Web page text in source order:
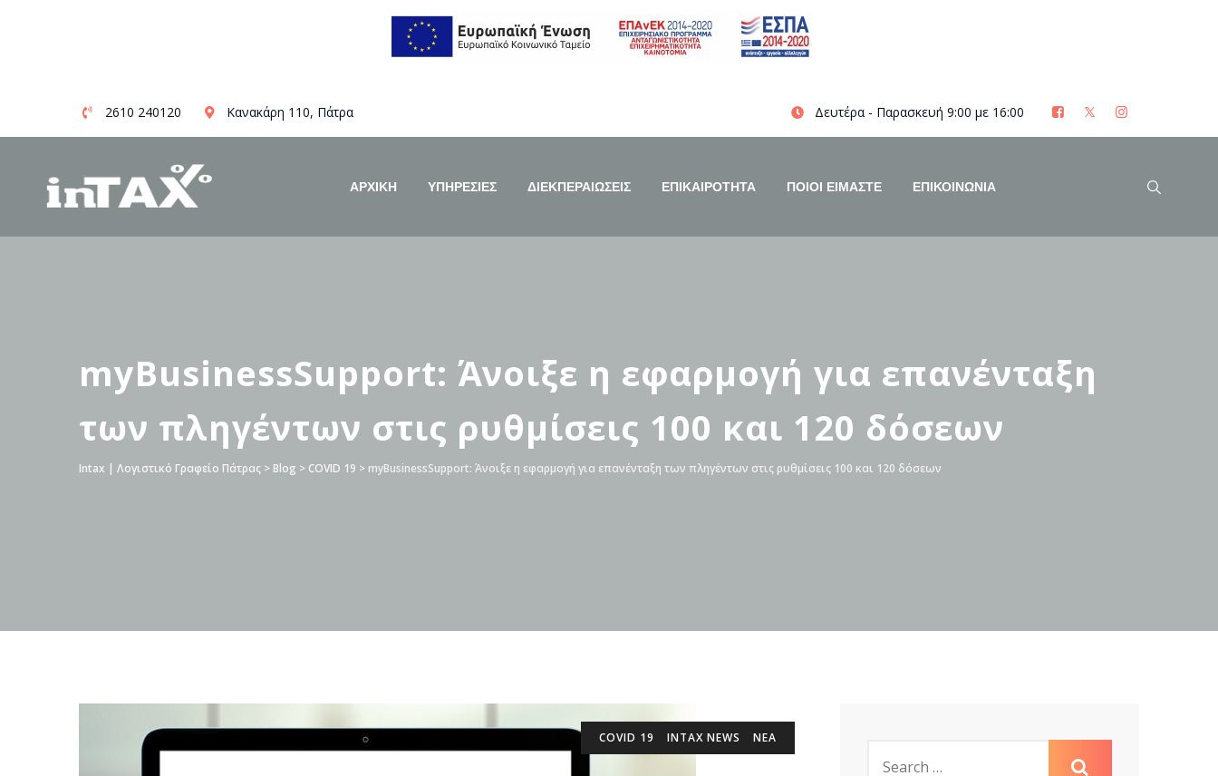
content
2610 240120 Κανακάρη 110, Πάτρα Δευτέρα - Παρασκευή 9:00 με 16:00
ΑΡΧΙΚΗ ΥΠΗΡΕΣΙΕΣ ΔΙΕΚΠΕΡΑΙΩΣΕΙΣ ΕΠΙΚΑΙΡΟΤΗΤΑ ΠΟΙΟΊ ΕΊΜΑΣΤΕ ΕΠΙΚΟΙΝΩΝΙΑ
myBusinessSupport: Άνοιξε η εφαρμογή για επανένταξη
των πληγέντων στις ρυθμίσεις 100 και 120 δόσεων
Intax | Λογιστικό Γραφείο Πάτρας > Blog > COVID 19 > myBusinessSupport: Άνοιξε η εφαρμογή για επανένταξη των πληγέντων στις ρυθμίσεις 100 και 120 δόσεων
COVID 19 INTAX NEWS ΝΕΑ